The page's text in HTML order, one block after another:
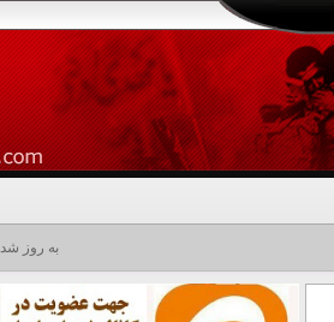
به روز شده در: ۱۷ مرداد